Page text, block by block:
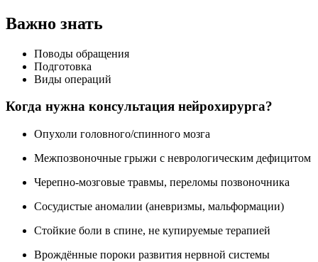
Важно знать
Поводы обращения
Подготовка
Виды операций
Когда нужна консультация нейрохирурга?
Опухоли головного/спинного мозга
Межпозвоночные грыжи с неврологическим дефицитом
Черепно-мозговые травмы, переломы позвоночника
Сосудистые аномалии (аневризмы, мальформации)
Стойкие боли в спине, не купируемые терапией
Врождённые пороки развития нервной системы